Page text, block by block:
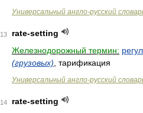
Универсальный англо-русский
13
rate-setting
Железнодорожный термин:
(грузовых) , тарификация
Универсальный англо-русский
14
rate-setting